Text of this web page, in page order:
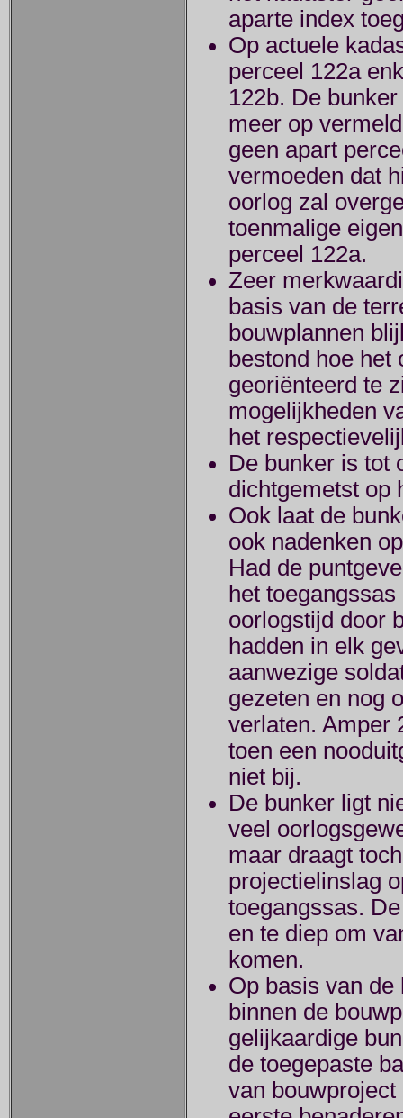
aparte index
Op actuele
perceel 122a
122b. De
meer op
geen apart
vermoeden dat
oorlog zal
toenmalige
perceel 122a.
Zeer
basis van de
bouwplannen
bestond hoe het
georiënteerd te
mogelijkheden
het
De bunker is tot
dichtgemetst op
Ook laat de
ook nadenken
Had de
het
oorlogstijd door
hadden in elk
aanwezige
gezeten en nog
verlaten. Amper
toen een
niet bij.
De bunker ligt
veel
maar draagt
projectielinslag
toegangssas.
en te diep om
komen.
Op basis van de
binnen de
gelijkaardige
de toegepaste
van